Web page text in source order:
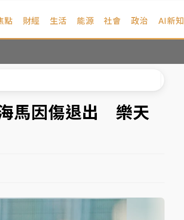
點 財經 生活 能源 社會 政治 AI新知
多磨」
低
多
車
多磨」
多
馬因傷退出 樂天